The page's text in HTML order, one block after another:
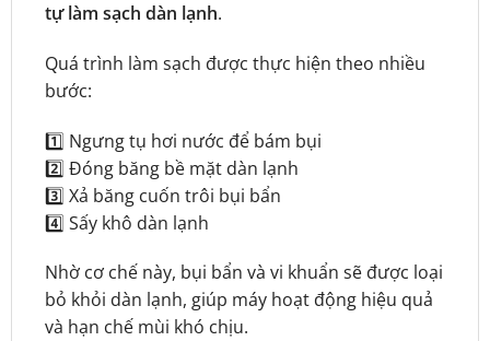
tự làm sạch dàn lạnh.
Quá trình làm sạch được thực hiện theo nhiều
bước:
1️⃣ Ngưng tụ hơi nước để bám bụi
2️⃣ Đóng băng bề mặt dàn lạnh
3️⃣ Xả băng cuốn trôi bụi bẩn
4️⃣ Sấy khô dàn lạnh
Nhờ cơ chế này, bụi bẩn và vi khuẩn sẽ được loại
bỏ khỏi dàn lạnh, giúp máy hoạt động hiệu quả
và hạn chế mùi khó chịu.